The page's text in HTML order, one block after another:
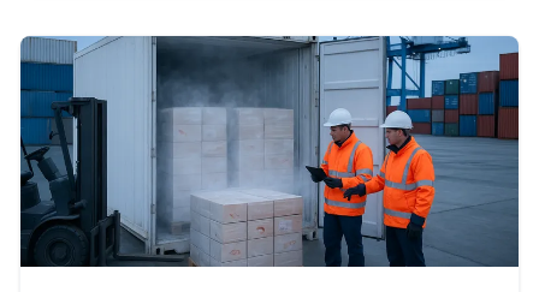
лабораторные методы, количество проб на лот,
интерпретация пограничных результатов и
обязательные данные в COA.